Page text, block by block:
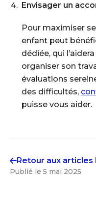
Envisager un
Pour maximiser
enfant peut
dédiée, qui
organiser son
évaluations
des difficultés,
puisse vous aider.
Retour aux articles
Publié le 5 mai 2025